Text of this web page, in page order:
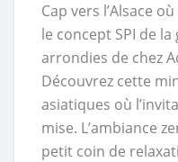
Cap vers l’Alsace
le concept SPI de
arrondies de chez
Découvrez cette
asiatiques où
mise. L’ambiance
petit coin de